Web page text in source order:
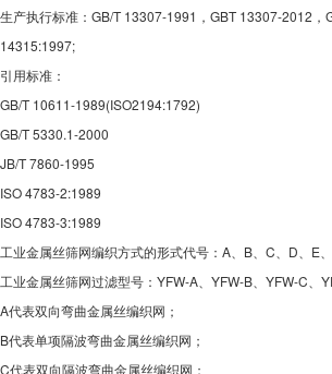
生产执行标准：GB/T 13307-1991，GBT 13307-2012，
14315:1997;
引用标准：
GB/T 10611-1989(ISO2194:1792)
GB/T 5330.1-2000
JB/T 7860-1995
ISO 4783-2:1989
ISO 4783-3:1989
工业金属丝筛网编织方式的形式代号：A、B、C、D、E、
工业金属丝筛网过滤型号：YFW-A、YFW-B、YFW-C、
A代表双向弯曲金属丝编织网；
B代表单项隔波弯曲金属丝编织网；
C代表双向隔波弯曲金属丝编织网；